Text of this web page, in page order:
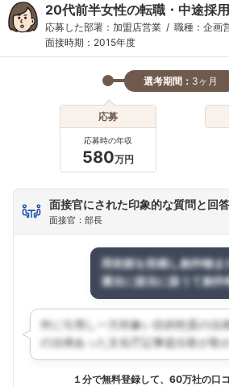
20代前半女性の転職・中途採
応募した部署：加盟店営業
職種：企画
面接時期：2015年度
選考期間： 3ヶ月
応募
応募時の年収
580万円
面接官にされた印象的な質問と回答
面接官：部長
１分で無料登録して、60万社の口